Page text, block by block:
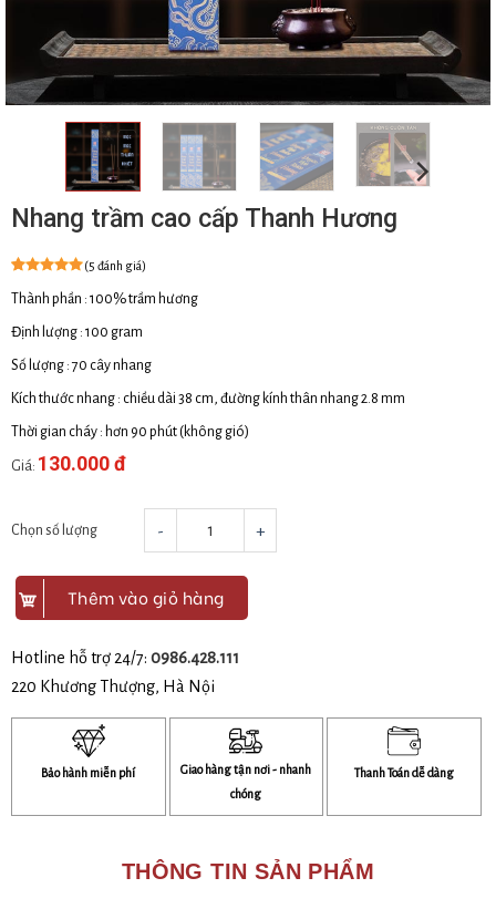
Nhang trầm cao cấp Thanh Hương
4.6trên 5
dựa trên
5
đánh giá
(5 đánh giá)
Thành phần : 100% trầm hương
Định lượng : 100 gram
Số lượng : 70 cây nhang
Kích thước nhang : chiều dài 38 cm, đường kính thân nhang 2.8 mm
Thời gian cháy : hơn 90 phút (không gió)
Giá: 130.000 đ
Chọn số lượng - +
Thêm vào giỏ hàng
Hotline hỗ trợ 24/7: 0986.428.111
220 Khương Thượng, Hà Nội
Bảo hành miễn phí
Giao hàng tận nơi - nhanh
chóng
Thanh Toán dễ dàng
THÔNG TIN SẢN PHẨM